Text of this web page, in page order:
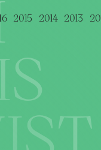
2015 2014 2013